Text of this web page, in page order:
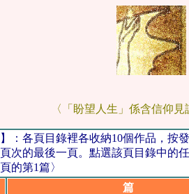
〈「盼望人生」係含信仰
】：各頁目錄裡各收納10個作品，
次的最後一頁。點選該頁目錄中的
的第1篇〉
篇